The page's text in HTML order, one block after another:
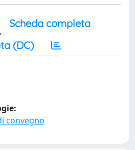
Scheda completa
(DC)
convegno